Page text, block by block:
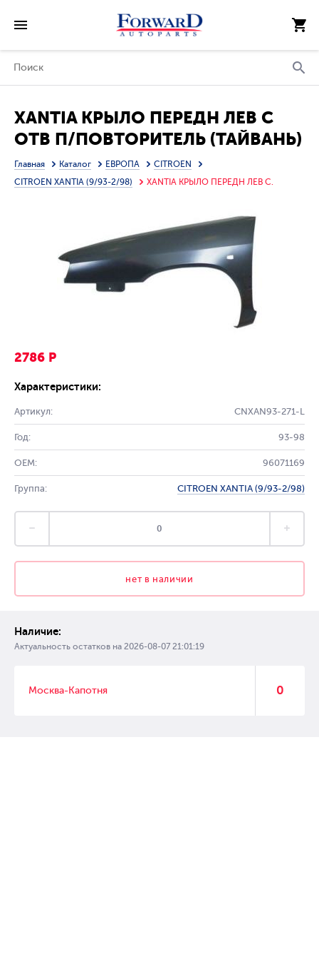
XANTIA КРЫЛО ПЕРЕДН ЛЕВ С
ОТВ П/ПОВТОРИТЕЛЬ (ТАЙВАНЬ)
Главная Каталог ЕВРОПА
CITROEN
CITROEN XANTIA (9/93-2/98)
XANTIA КРЫЛО ПЕРЕДН ЛЕВ С.
2786 Р
Характеристики:
Артикул: CNXAN93-271-L
Год: 93-98
OEM: 96071169
Группа: CITROEN XANTIA (9/93-2/98)
нет в наличии
Наличие:
Актуальность остатков на 2026-08-07 21:01:19
Москва-Капотня 0